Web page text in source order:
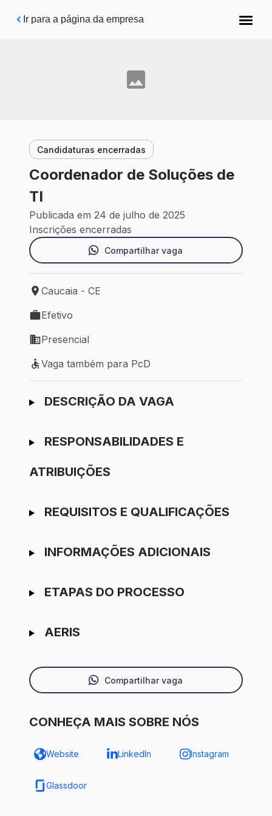
Pular para o conteúdo principal
Ir para a página da empresa
Candidaturas encerradas
Coordenador de Soluções de
TI
Publicada em 24 de julho de 2025
Inscrições encerradas
Compartilhar vaga
Local de trabalho: Caucaia - CE
Caucaia - CE
Tipo de vaga: Efetivo
Efetivo
Modelo de trabalho: Presencial
Presencial
Vaga também para PcD
Vaga também para PcD
Ir para candidatura
DESCRIÇÃO DA VAGA
RESPONSABILIDADES E
ATRIBUIÇÕES
REQUISITOS E QUALIFICAÇÕES
INFORMAÇÕES ADICIONAIS
ETAPAS DO PROCESSO
AERIS
Compartilhar vaga
CONHEÇA MAIS SOBRE NÓS
Website LinkedIn Instagram
Glassdoor